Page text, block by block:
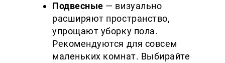
Подвесные — визуально
расширяют пространство,
упрощают уборку пола.
Рекомендуются для совсем
маленьких комнат. Выбирайте